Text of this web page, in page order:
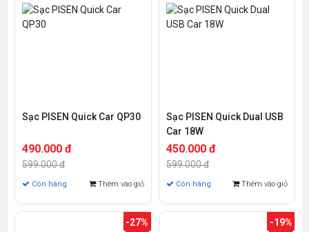
Sạc PISEN Quick Car QP30
490.000 đ
599.000 đ
Còn hàng Thêm vào giỏ
Sạc PISEN Quick Dual USB
Car 18W
450.000 đ
599.000 đ
Còn hàng Thêm vào giỏ
-27% -19%